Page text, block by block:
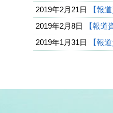
2019年2月21日
【報
2019年2月8日
【報
2019年1月31日
【報